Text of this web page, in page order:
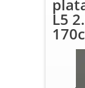
L5